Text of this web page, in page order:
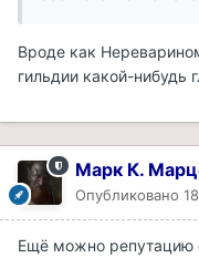
Вроде как
гильдии какой-нибудь
Марк К.
Опубликовано
Ещё можно репутацию